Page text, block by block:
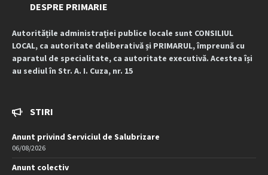
DESPRE PRIMARIE
Autoritățile administrației publice locale sunt CONSILIUL
LOCAL, ca autoritate deliberativă și PRIMARUL, împreună cu
aparatul de specialitate, ca autoritate executivă. Acestea își
au sediul în Str. A. I. Cuza, nr. 15
STIRI
Anunt privind Serviciul de Salubrizare
06/08/2026
Anunt colectiv